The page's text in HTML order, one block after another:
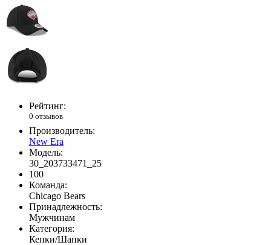
Рейтинг:
0 отзывов
Производитель:
New Era
Модель:
30_203733471_25
100
Команда:
Chicago Bears
Принадлежность:
Мужчинам
Категория:
Кепки/Шапки